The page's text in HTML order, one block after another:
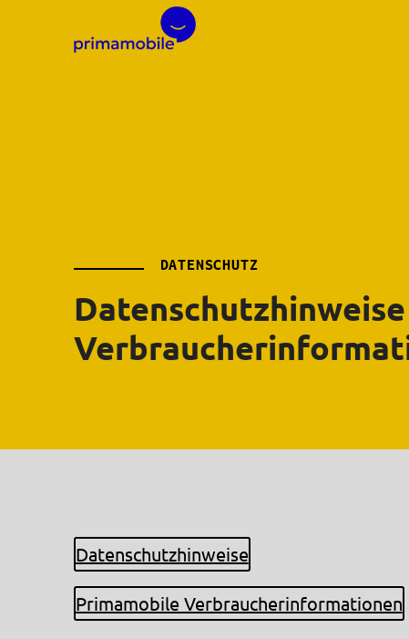
DATENSCHUTZ
Datenschutzhinweise
Primamobile Verbraucherinformationen